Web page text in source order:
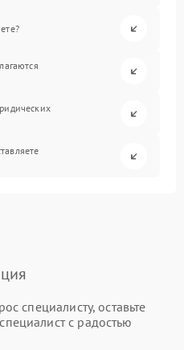
специалисту, оставьте
с радостью